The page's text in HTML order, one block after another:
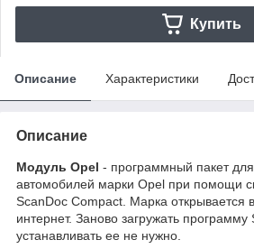
Купить
Описание Характеристики
Описание
Модуль Opel - программный пакет для
автомобилей марки Opel при помощи
ScanDoc Compact. Марка открывается
интернет. Заново загружать программу
устанавливать ее не нужно.